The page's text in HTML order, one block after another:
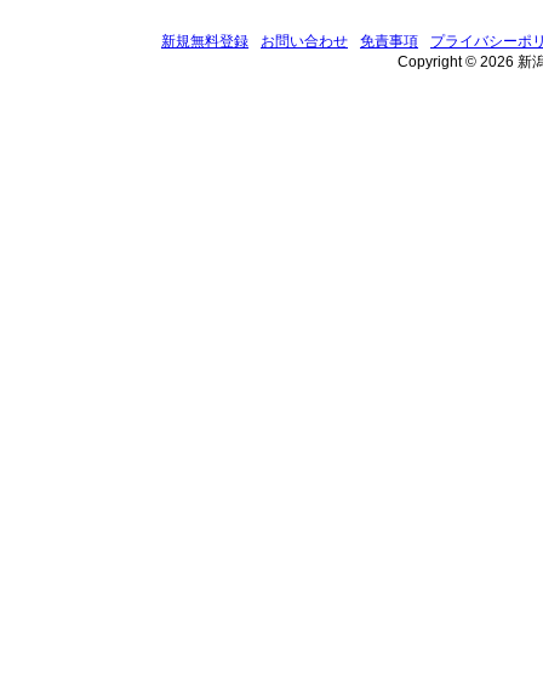
新規無料登録 お問い合わせ 免責事項
プライバシーポ
Copyright © 2026 新